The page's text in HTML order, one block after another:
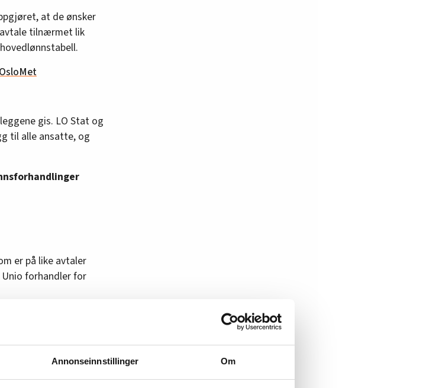
Annonseinnstillinger Om
at de ønsker
tilnærmet lik
gis. LO Stat og
til alle ansatte, og
er på like avtaler
Unio forhandler for
av lønnsmassen til de
lønna til alle